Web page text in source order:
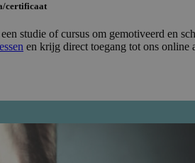
certificaat
studie of cursus om gemotiveerd en
en krijg direct toegang tot ons online